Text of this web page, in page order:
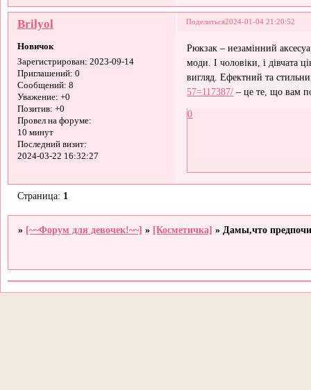
Поделиться2024-01-04 21:20:52
Brilyol
Новичок
Зарегистрирован: 2023-09-14
Приглашений: 0
Сообщений: 8
Уважение: +0
Позитив: +0
Провел на форуме:
10 минут
Последний визит:
2024-03-22 16:32:27
Рюкзак – незамінний
моди. І чоловіки, і дівчата
вигляд. Ефектний та
57=117387/ – це те, що вам
0
Страница: 1
» [~~Форум для девочек!~~] » [Косметичка] » Дамы,что